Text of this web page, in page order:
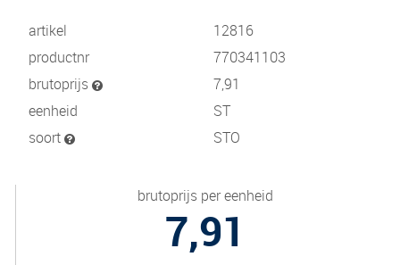
artikel
12816
productnr
770341103
brutoprijs
7,91
eenheid
ST
soort
STO
brutoprijs per eenheid
7,91